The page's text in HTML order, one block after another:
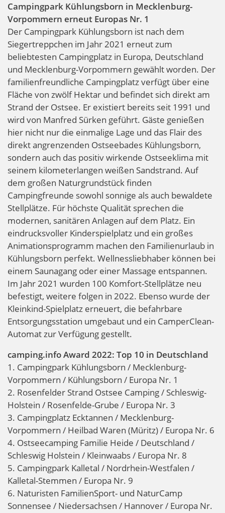
Campingpark Kühlungsborn in Mecklenburg-
Vorpommern erneut Europas Nr. 1
Der Campingpark Kühlungsborn ist nach dem
Siegertreppchen im Jahr 2021 erneut zum
beliebtesten Campingplatz in Europa, Deutschland
und Mecklenburg-Vorpommern gewählt worden. Der
familienfreundliche Campingplatz verfügt über eine
Fläche von zwölf Hektar und befindet sich direkt am
Strand der Ostsee. Er existiert bereits seit 1991 und
wird von Manfred Sürken geführt. Gäste genießen
hier nicht nur die einmalige Lage und das Flair des
direkt angrenzenden Ostseebades Kühlungsborn,
sondern auch das positiv wirkende Ostseeklima mit
seinem kilometerlangen weißen Sandstrand. Auf
dem großen Naturgrundstück finden
Campingfreunde sowohl sonnige als auch bewaldete
Stellplätze. Für höchste Qualität sprechen die
modernen, sanitären Anlagen auf dem Platz. Ein
eindrucksvoller Kinderspielplatz und ein großes
Animationsprogramm machen den Familienurlaub in
Kühlungsborn perfekt. Wellnessliebhaber können bei
einem Saunagang oder einer Massage entspannen.
Im Jahr 2021 wurden 100 Komfort-Stellplätze neu
befestigt, weitere folgen in 2022. Ebenso wurde der
Kleinkind-Spielplatz erneuert, die befahrbare
Entsorgungsstation umgebaut und ein CamperClean-
Automat zur Verfügung gestellt.
camping.info Award 2022: Top 10 in Deutschland
1. Campingpark Kühlungsborn / Mecklenburg-
Vorpommern / Kühlungsborn / Europa Nr. 1
2. Rosenfelder Strand Ostsee Camping / Schleswig-
Holstein / Rosenfelde-Grube / Europa Nr. 3
3. Campingplatz Ecktannen / Mecklenburg-
Vorpommern / Heilbad Waren (Müritz) / Europa Nr. 6
4. Ostseecamping Familie Heide / Deutschland /
Schleswig Holstein / Kleinwaabs / Europa Nr. 8
5. Campingpark Kalletal / Nordrhein-Westfalen /
Kalletal-Stemmen / Europa Nr. 9
6. Naturisten FamilienSport- und NaturCamp
Sonnensee / Niedersachsen / Hannover / Europa Nr.